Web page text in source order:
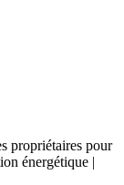
propriétaires pour
énergétique |